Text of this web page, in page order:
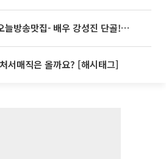
'2TV 생생정보' 오늘방송맛집- 배우 강성진 단골! 쌀국수ㆍ푸팟퐁 커리 맛집 '블○○○'
서매직은 올까요? [해시태그]